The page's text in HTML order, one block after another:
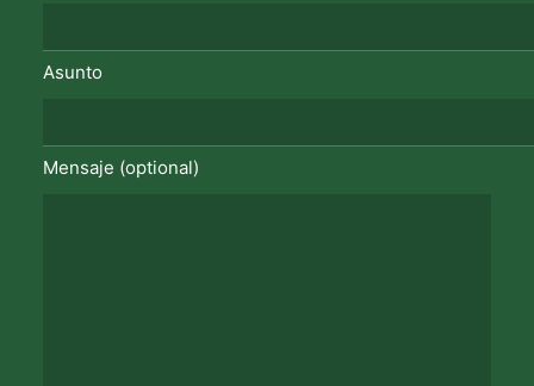
Asunto
Mensaje (optional)